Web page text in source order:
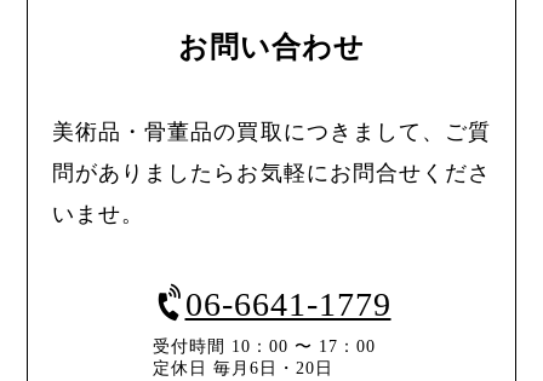
お問い合わせ
美術品・骨董品の買取につきまして、ご質
問がありましたらお気軽にお問合せくださ
いませ。
06-6641-1779
受付時間 10：00 〜 17：00
定休日 毎月6日・20日